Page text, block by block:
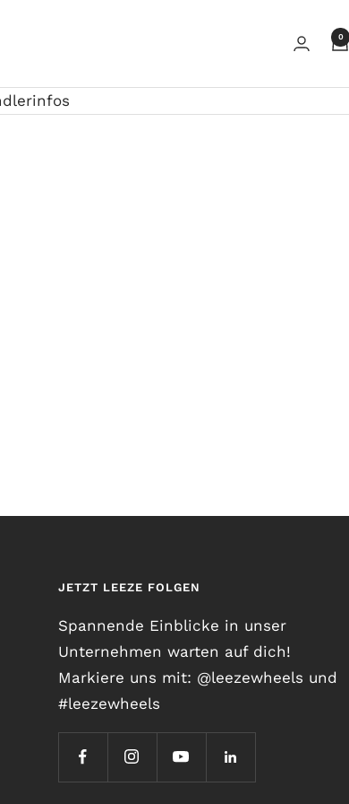
0
JETZT LEEZE FOLGEN
Spannende Einblicke in unser
Unternehmen warten auf dich!
Markiere uns mit: @leezewheels und
#leezewheels